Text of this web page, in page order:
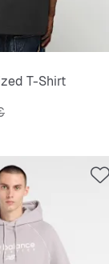
T-Shirt